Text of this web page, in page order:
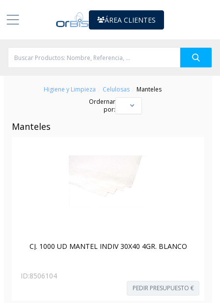
ÁREA CLIENTES
Higiene y Limpieza Celulosas
Manteles
Ordernar
por:
Manteles
CJ. 1000 UD MANTEL INDIV 30X40 4GR. BLANCO
ID:8506104
PEDIR PRESUPUESTO €